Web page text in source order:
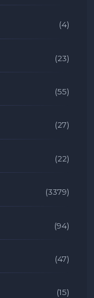
(4)
(23)
(55)
(27)
(22)
(3379)
(94)
(47)
(15)